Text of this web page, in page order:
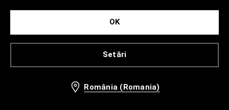
Setări
OK
România (Romania)